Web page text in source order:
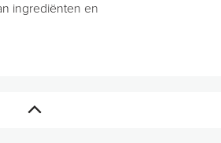
ingrediënten en